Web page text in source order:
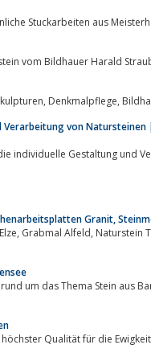
Baumaßnahmen, außergewöhnliche
Bronze und Naturstein vom Bildhauer
Steinmetzarbeiten, Grabmale,
von Natursteinen
individuelle Gestaltung und
Granit,
Stein aus Bankholzen, Moos,
Qualität für die